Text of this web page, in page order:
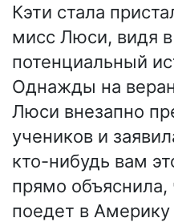
Кэти стала
мисс Люси, видя
потенциальный
Однажды на
Люси внезапно
учеников и
кто-нибудь вам
прямо объяснила,
поедет в Америку